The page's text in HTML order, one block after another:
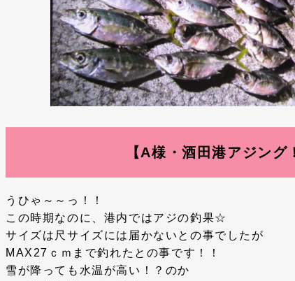
【A様・酒田港アジング
うひゃ～～っ！！
この時期なのに、港内ではアジの釣果☆
サイズは尺サイズには届かないとの事でしたが
MAX27ｃｍまで釣れたとの事です！！
雪が降っても水温が高い！？のか